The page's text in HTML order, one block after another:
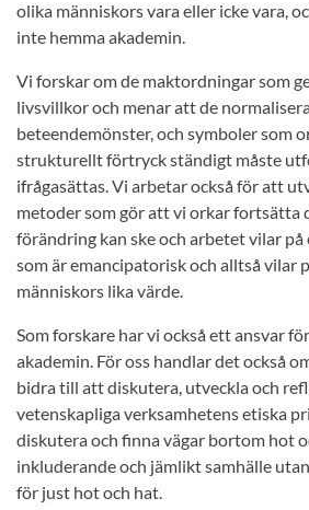
olika människors vara eller icke vara,
inte hemma akademin.
Vi forskar om de maktordningar som
livsvillkor och menar att de
beteendemönster, och symboler som
strukturellt förtryck ständigt måste
ifrågasättas. Vi arbetar också för att
metoder som gör att vi orkar fortsätta
förändring kan ske och arbetet vilar
som är emancipatorisk och alltså vilar
människors lika värde.
Som forskare har vi också ett ansvar
akademin. För oss handlar det också
bidra till att diskutera, utveckla och
vetenskapliga verksamhetens etiska
diskutera och finna vägar bortom hot
inkluderande och jämlikt samhälle
för just hot och hat.